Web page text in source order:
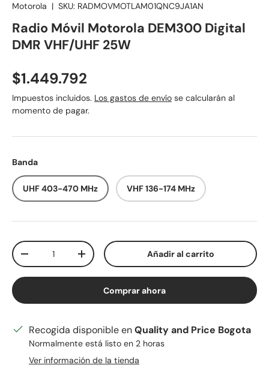
Motorola | SKU: RADMOVMOTLAM01QNC9JA1AN
Radio Móvil Motorola DEM300 Digital
DMR VHF/UHF 25W
Precio normal
$1.449.792
Impuestos incluidos. Los gastos de envío se calcularán al
momento de pagar.
Banda
UHF 403-470 MHz VHF 136-174 MHz
Cant.
Disminuir cantidadAumentar la cantidadAñadir al carrito
Comprar ahora
Recogida disponible enQuality and Price Bogota
Normalmente está listo en 2 horas
Ver información de la tienda